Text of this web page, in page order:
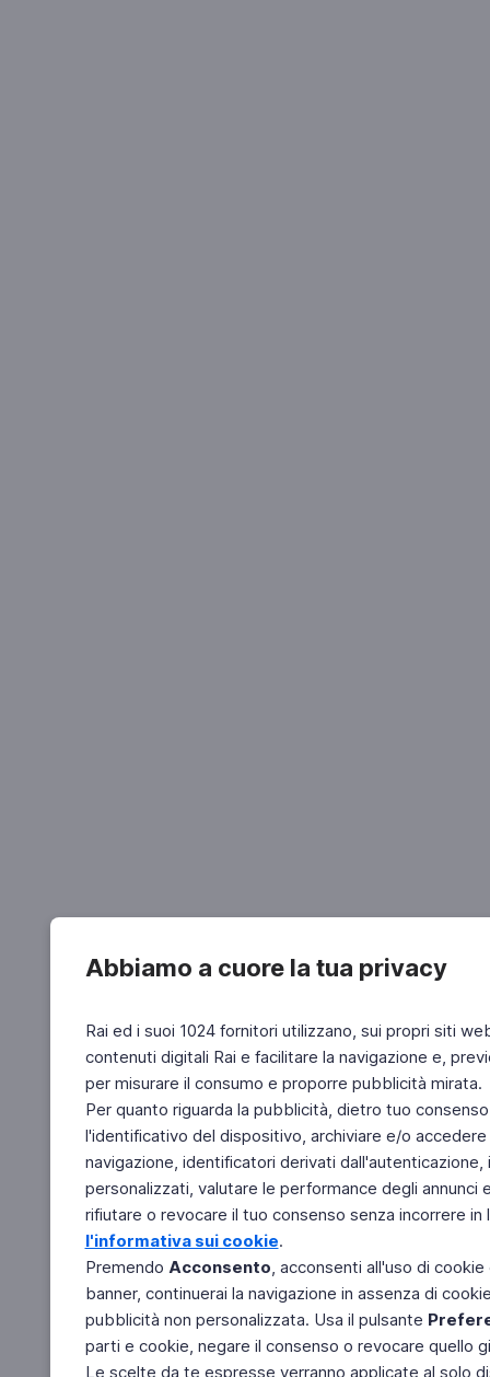
Abbiamo a cuore la tua privacy
Rai ed i suoi 1024 fornitori utilizzano, sui propri siti
contenuti digitali Rai e facilitare la navigazione e,
per misurare il consumo e proporre pubblicità mirata.
Per quanto riguarda la pubblicità, dietro tuo
l'identificativo del dispositivo, archiviare e/o
navigazione, identificatori derivati
personalizzati, valutare le performance degli
rifiutare o revocare il tuo consenso senza incorrere
l'informativa sui cookie.
Premendo Acconsento, acconsenti all'uso di
banner, continuerai la navigazione in assenza di
pubblicità non personalizzata. Usa il pulsante
parti e cookie, negare il consenso o revocare quello
Le scelte da te espresse verranno applicate al solo